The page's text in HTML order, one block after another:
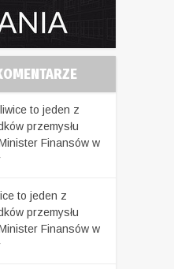
to jeden z
przemysłu
Finansów w
to jeden z
przemysłu
Finansów w